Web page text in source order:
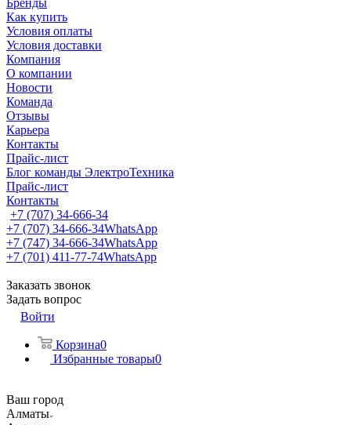
Бренды
Как купить
Условия оплаты
Условия доставки
Компания
О компании
Новости
Команда
Отзывы
Карьера
Контакты
Прайс-лист
Блог команды ЭлектроТехника
Прайс-лист
Контакты
+7 (707) 34-666-34
+7 (707) 34-666-34WhatsApp
+7 (747) 34-666-34WhatsApp
+7 (701) 411-77-74WhatsApp
Заказать звонок
Задать вопрос
Войти
Корзина0
Избранные товары0
Ваш город
Алматы